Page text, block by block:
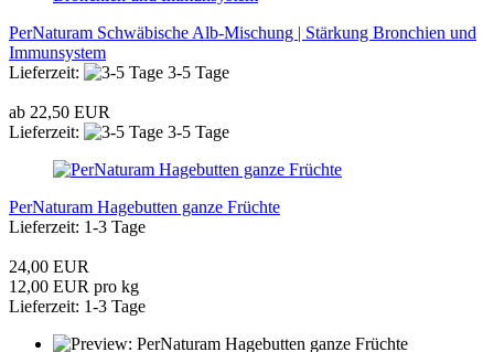
PerNaturam Schwäbische Alb-Mischung | Stärkung Bronchien und
Immunsystem
Lieferzeit:
3-5 Tage
ab 22,50 EUR
Lieferzeit:
3-5 Tage
PerNaturam Hagebutten ganze Früchte
Lieferzeit: 1-3 Tage
24,00 EUR
12,00 EUR pro kg
Lieferzeit: 1-3 Tage